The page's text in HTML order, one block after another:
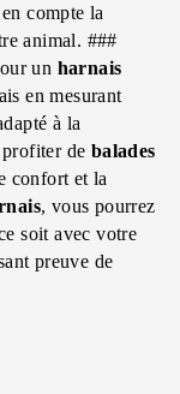
compte la
animal. ###
un harnais
en mesurant
à la
de balades
confort et la
, vous pourrez
soit avec votre
preuve de